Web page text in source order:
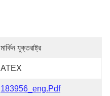
মার্কিন যুক্তরাষ্ট্র
ATEX
183956_eng.pdf